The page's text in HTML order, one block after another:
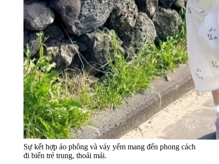
Sự kết hợp áo phông và váy yếm mang đến phong cách
đi biển trẻ trung, thoải mái.